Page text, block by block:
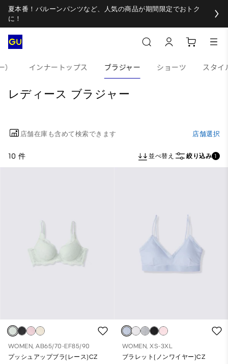
夏本番！バルーンパンツなど、人気の商品が期間限定でおトク
に！
インナートップス ブラジャー ショーツ スタイ
レディース ブラジャー
店舗在庫も含めて検索できます 店舗選択
10 件 並べ替え 絞り込み 1
WOMEN, AB65/70-EF85/90
プッシュアップブラ(レース)CZ
WOMEN, XS-3XL
ブラレット(ノンワイヤー)CZ